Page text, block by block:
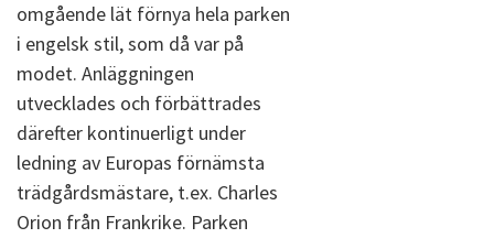
omgående lät förnya hela parken
i engelsk stil, som då var på
modet. Anläggningen
utvecklades och förbättrades
därefter kontinuerligt under
ledning av Europas förnämsta
trädgårdsmästare, t.ex. Charles
Orion från Frankrike. Parken